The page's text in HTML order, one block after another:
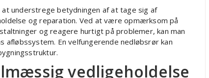
understrege betydningen af at tage sig af
og reparation. Ved at være opmærksom på
og reagere hurtigt på problemer, kan man
afløbssystem. En velfungerende nedløbsrør kan
vedligeholdelse